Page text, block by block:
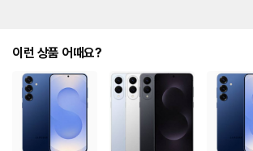
는
대
이런 상품 어때요?